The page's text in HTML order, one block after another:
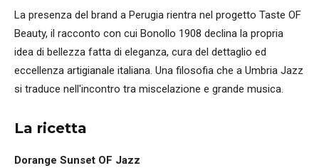
La presenza del brand a Perugia rientra nel progetto Taste OF
Beauty, il racconto con cui Bonollo 1908 declina la propria
idea di bellezza fatta di eleganza, cura del dettaglio ed
eccellenza artigianale italiana. Una filosofia che a Umbria Jazz
si traduce nell'incontro tra miscelazione e grande musica.
La ricetta
Dorange Sunset OF Jazz